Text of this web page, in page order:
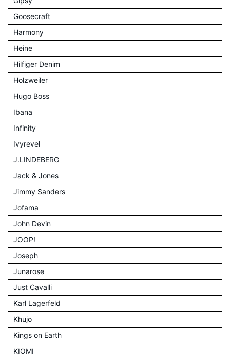
Goosecraft
Harmony
Heine
Hilfiger Denim
Holzweiler
Hugo Boss
Ibana
Infinity
Ivyrevel
J.LINDEBERG
Jack & Jones
Jimmy Sanders
Jofama
John Devin
JOOP!
Joseph
Junarose
Just Cavalli
Karl Lagerfeld
Khujo
Kings on Earth
KIOMI